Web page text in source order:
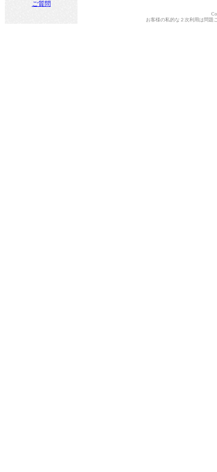
ご質問
お客様の私的な２次利用は問題